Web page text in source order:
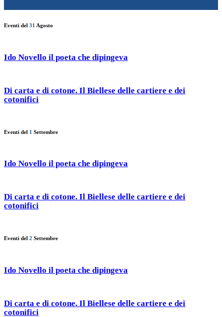
Eventi del 31 Agosto
Ido Novello il poeta che dipingeva
Di carta e di cotone. Il Biellese delle cartiere e dei
cotonifici
Eventi del 1 Settembre
Ido Novello il poeta che dipingeva
Di carta e di cotone. Il Biellese delle cartiere e dei
cotonifici
Eventi del 2 Settembre
Ido Novello il poeta che dipingeva
Di carta e di cotone. Il Biellese delle cartiere e dei
cotonifici